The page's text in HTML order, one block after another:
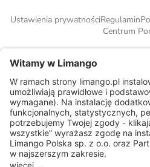
Ustawienia prywatnościRegulamin
Centrum